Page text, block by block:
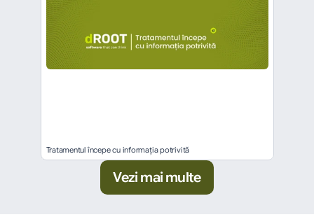
Tratamentul începe cu informația potrivită
Vezi mai multe